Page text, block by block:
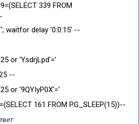
339 FROM
waitfor delay '0:0:15' --
or 'YsdrjLpd'='
--
or '9QYIyP0X'='
161 FROM PG_SLEEP(15))--